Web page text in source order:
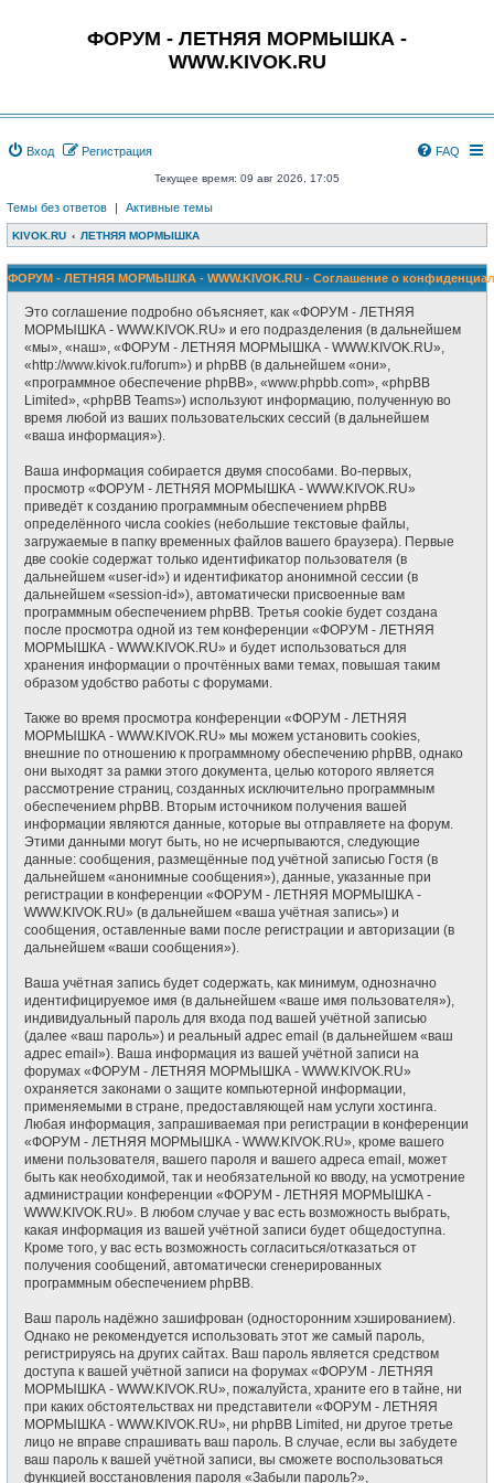
ФОРУМ - ЛЕТНЯЯ МОРМЫШКА -
WWW.KIVOK.RU
Вход Регистрация FAQ
Текущее время: 09 авг 2026, 17:05
Темы без ответов | Активные темы
KIVOK.RU ЛЕТНЯЯ МОРМЫШКА
ФОРУМ - ЛЕТНЯЯ МОРМЫШКА - WWW.KIVOK.RU - Соглашение о
Это соглашение подробно объясняет, как «ФОРУМ - ЛЕТНЯЯ
МОРМЫШКА - WWW.KIVOK.RU» и его подразделения (в дальнейшем
«мы», «наш», «ФОРУМ - ЛЕТНЯЯ МОРМЫШКА - WWW.KIVOK.RU»,
«http://www.kivok.ru/forum») и phpBB (в дальнейшем «они»,
«программное обеспечение phpBB», «www.phpbb.com», «phpBB
Limited», «phpBB Teams») используют информацию, полученную во
время любой из ваших пользовательских сессий (в дальнейшем
«ваша информация»).
Ваша информация собирается двумя способами. Во-первых,
просмотр «ФОРУМ - ЛЕТНЯЯ МОРМЫШКА - WWW.KIVOK.RU»
приведёт к созданию программным обеспечением phpBB
определённого числа cookies (небольшие текстовые файлы,
загружаемые в папку временных файлов вашего браузера). Первые
две cookie содержат только идентификатор пользователя (в
дальнейшем «user-id») и идентификатор анонимной сессии (в
дальнейшем «session-id»), автоматически присвоенные вам
программным обеспечением phpBB. Третья cookie будет создана
после просмотра одной из тем конференции «ФОРУМ - ЛЕТНЯЯ
МОРМЫШКА - WWW.KIVOK.RU» и будет использоваться для
хранения информации о прочтённых вами темах, повышая таким
образом удобство работы с форумами.
Также во время просмотра конференции «ФОРУМ - ЛЕТНЯЯ
МОРМЫШКА - WWW.KIVOK.RU» мы можем установить cookies,
внешние по отношению к программному обеспечению phpBB, однако
они выходят за рамки этого документа, целью которого является
рассмотрение страниц, созданных исключительно программным
обеспечением phpBB. Вторым источником получения вашей
информации являются данные, которые вы отправляете на форум.
Этими данными могут быть, но не исчерпываются, следующие
данные: сообщения, размещённые под учётной записью Гостя (в
дальнейшем «анонимные сообщения»), данные, указанные при
регистрации в конференции «ФОРУМ - ЛЕТНЯЯ МОРМЫШКА -
WWW.KIVOK.RU» (в дальнейшем «ваша учётная запись») и
сообщения, оставленные вами после регистрации и авторизации (в
дальнейшем «ваши сообщения»).
Ваша учётная запись будет содержать, как минимум, однозначно
идентифицируемое имя (в дальнейшем «ваше имя пользователя»),
индивидуальный пароль для входа под вашей учётной записью
(далее «ваш пароль») и реальный адрес email (в дальнейшем «ваш
адрес email»). Ваша информация из вашей учётной записи на
форумах «ФОРУМ - ЛЕТНЯЯ МОРМЫШКА - WWW.KIVOK.RU»
охраняется законами о защите компьютерной информации,
применяемыми в стране, предоставляющей нам услуги хостинга.
Любая информация, запрашиваемая при регистрации в конференции
«ФОРУМ - ЛЕТНЯЯ МОРМЫШКА - WWW.KIVOK.RU», кроме вашего
имени пользователя, вашего пароля и вашего адреса email, может
быть как необходимой, так и необязательной ко вводу, на усмотрение
администрации конференции «ФОРУМ - ЛЕТНЯЯ МОРМЫШКА -
WWW.KIVOK.RU». В любом случае у вас есть возможность выбрать,
какая информация из вашей учётной записи будет общедоступна.
Кроме того, у вас есть возможность согласиться/отказаться от
получения сообщений, автоматически сгенерированных
программным обеспечением phpBB.
Ваш пароль надёжно зашифрован (односторонним хэшированием).
Однако не рекомендуется использовать этот же самый пароль,
регистрируясь на других сайтах. Ваш пароль является средством
доступа к вашей учётной записи на форумах «ФОРУМ - ЛЕТНЯЯ
МОРМЫШКА - WWW.KIVOK.RU», пожалуйста, храните его в тайне, ни
при каких обстоятельствах ни представители «ФОРУМ - ЛЕТНЯЯ
МОРМЫШКА - WWW.KIVOK.RU», ни phpBB Limited, ни другое третье
лицо не вправе спрашивать ваш пароль. В случае, если вы забудете
ваш пароль к вашей учётной записи, вы сможете воспользоваться
функцией восстановления пароля «Забыли пароль?»,